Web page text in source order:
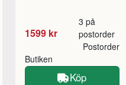
1599 kr
3 på
postorder
Butiken
Postorder
Köp